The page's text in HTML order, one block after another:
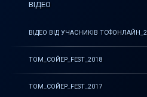
ВІДЕО
ВІДЕО ВІД УЧАСНИКІВ
ТОМ_СОЙЕР_FEST_2018
ТОМ_СОЙЕР_FEST_2017